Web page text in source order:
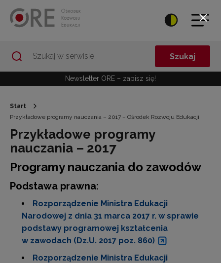
Szukaj
Newsletter ORE – zapisz się!
Start
Przykładowe programy nauczania – 2017 – Ośrodek Rozwoju Edukacji
Przykładowe programy
nauczania – 2017
Programy nauczania do zawodów
Podstawa prawna:
Rozporządzenie Ministra Edukacji
Narodowej z dnia 31 marca 2017 r. w sprawie
podstawy programowej kształcenia
w zawodach (Dz.U. 2017 poz. 860)
Rozporządzenie Ministra Edukacji